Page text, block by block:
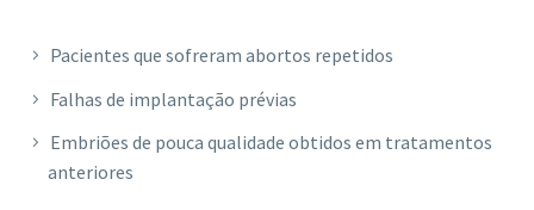
Pacientes que sofreram abortos repetidos
Falhas de implantação prévias
Embriões de pouca qualidade obtidos em tratamentos
anteriores